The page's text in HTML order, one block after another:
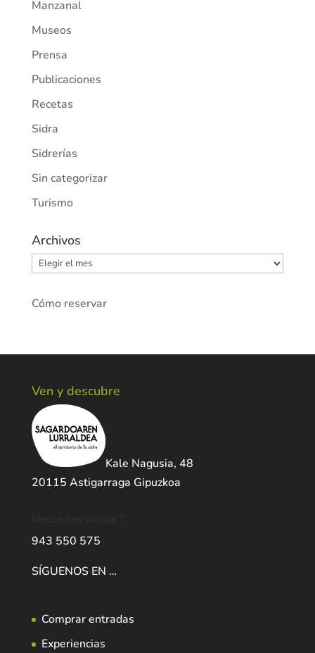
Manzanal
Museos
Prensa
Publicaciones
Recetas
Sidra
Sidrerías
Sin categorizar
Turismo
Archivos
Archivos
Cómo reservar
Ven y descubre
Kale Nagusia, 48
20115 Astigarraga Gipuzkoa
943 550 575
SÍGUENOS EN …
Comprar entradas
Experiencias